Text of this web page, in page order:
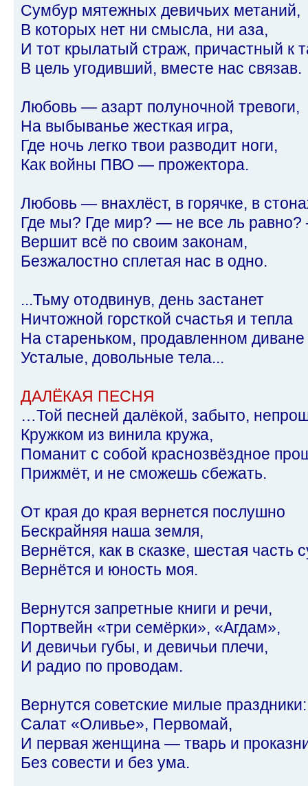
Сумбур мятежных девичьих метаний,
В которых нет ни смысла, ни аза,
И тот крылатый страж, причастный к
В цель угодивший, вместе нас связав.
Любовь — азарт полуночной тревоги,
На выбыванье жесткая игра,
Где ночь легко твои разводит ноги,
Как войны ПВО — прожектора.
Любовь — внахлёст, в горячке, в
Где мы? Где мир? — не все ль
Вершит всё по своим законам,
Безжалостно сплетая нас в одно.
...Тьму отодвинув, день застанет
Ничтожной горсткой счастья и тепла
На стареньком, продавленном диване
Усталые, довольные тела...
ДАЛЁКАЯ ПЕСНЯ
…Той песней далёкой, забыто,
Кружком из винила кружа,
Поманит с собой краснозвёздное
Прижмёт, и не сможешь сбежать.
От края до края вернется послушно
Бескрайняя наша земля,
Вернётся, как в сказке, шестая часть
Вернётся и юность моя.
Вернутся запретные книги и речи,
Портвейн «три семёрки», «Агдам»,
И девичьи губы, и девичьи плечи,
И радио по проводам.
Вернутся советские милые праздники:
Салат «Оливье», Первомай,
И первая женщина — тварь и
Без совести и без ума.